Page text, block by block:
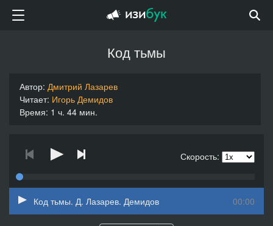
Код тьмы
Автор: Дмитрий Лазарев
Читает: Игорь Демидов
Время: 1 ч. 44 мин.
Скорость:
00:00
Код тьмы. Д. Лазарев. Демидов